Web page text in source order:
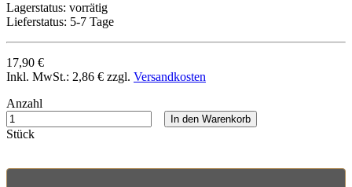
Lagerstatus: vorrätig
Lieferstatus: 5-7 Tage
17,90 €
Inkl. MwSt.: 2,86 € zzgl. Versandkosten
Anzahl
Stück
In den Warenkorb